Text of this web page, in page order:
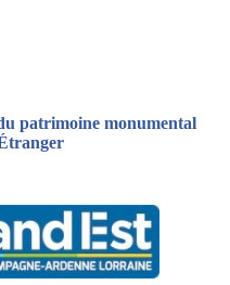
patrimoine monumental